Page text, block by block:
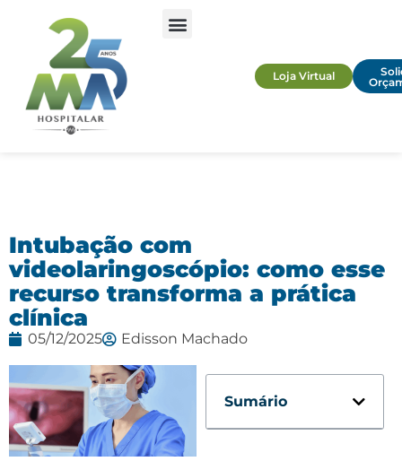
Loja Virtual
Intubação com
videolaringoscópio: como esse
recurso transforma a prática
clínica
05/12/2025 Edisson Machado
Sumário